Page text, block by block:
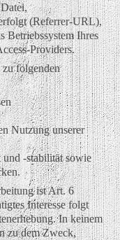
(Referrer-URL),
Betriebssystem Ihres
Providers.
zu folgenden
Nutzung unserer
und -stabilität sowie
ist Art. 6
Interesse folgt
In keinem
zu dem Zweck,